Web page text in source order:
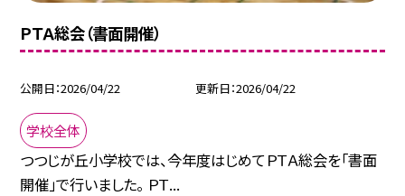
ＰＴＡ総会（書面開催）
公開日 2026/04/22 更新日 2026/04/22
学校全体
つつじが丘小学校では、今年度はじめてＰＴＡ総会を「書面
開催」で行いました。 ＰＴ...